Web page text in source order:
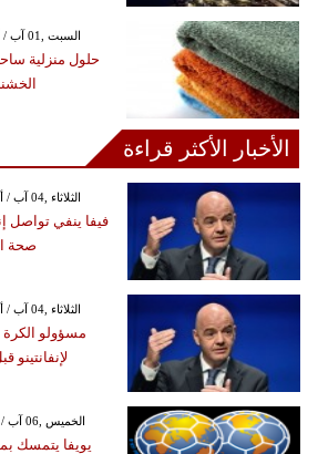
GMT 12:35 2026 السبت ,01 آب / أغسطس
حلول منزلية
الأخبار الأكثر قراءة
GMT 11:15 2026 الثلاثاء ,04 آب / أغسطس
فيفا ينفي تواصل
صحة
GMT 16:49 2026 الثلاثاء ,04 آب / أغسطس
مسؤولو الكرة
لإنفانتينو
GMT 18:05 2026 الخميس ,06 آب / أغسطس
يويفا يتمسك